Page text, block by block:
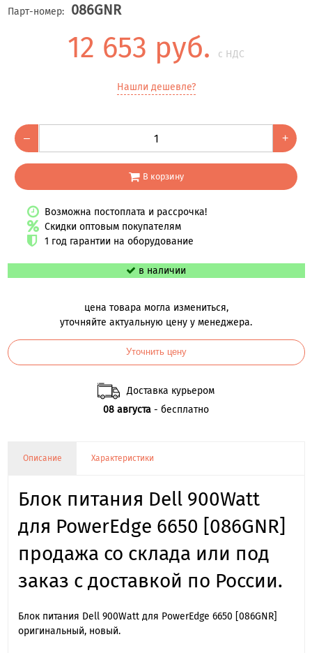
Парт-номер: 086GNR
12 653 руб. с НДС
Нашли дешевле?
– +
В корзину
Возможна постоплата и рассрочка!
Скидки оптовым покупателям
1 год гарантии на оборудование
в наличии
цена товара могла измениться,
уточняйте актуальную цену у менеджера.
Уточнить цену
Доставка курьером
08 августа - бесплатно
Описание Характеристики
Блок питания Dell 900Watt
для PowerEdge 6650 [086GNR]
продажа со склада или под
заказ с доставкой по России.
Блок питания Dell 900Watt для PowerEdge 6650 [086GNR]
оригинальный, новый.